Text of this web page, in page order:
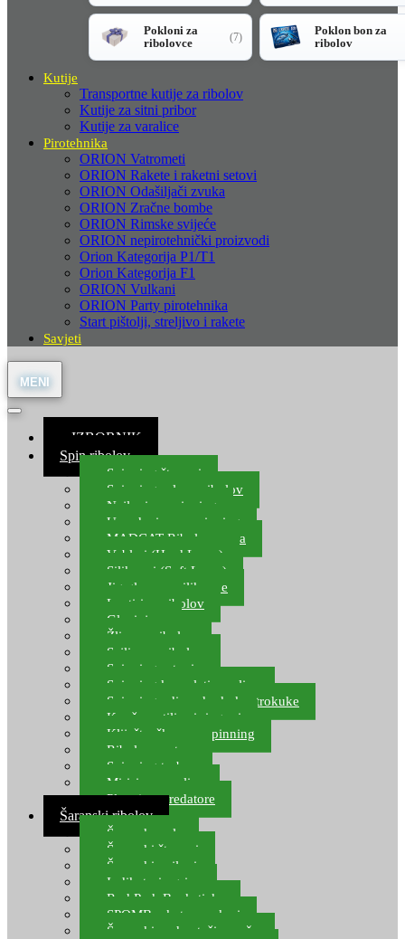
Pokloni za
ribolovce
(7)
Poklon bon za
ribolov
Kutije
Transportne kutije za ribolov
Kutije za sitni pribor
Kutije za varalice
Pirotehnika
ORION Vatrometi
ORION Rakete i raketni setovi
ORION Odašiljači zvuka
ORION Zračne bombe
ORION Rimske svijeće
ORION nepirotehnički proizvodi
Orion Kategorija P1/T1
Orion Kategorija F1
ORION Vulkani
ORION Party pirotehnika
Start pištolji, streljivo i rakete
Savjeti
≡ IZBORNIK
Spin ribolov
Spinning štapovi
Spinning role za ribolov
Najloni za spinning
Upredenice za spinning
MADCAT Ribolov soma
Vobleri (Hard Lures)
Silikonci (Soft Lures)
Jig glave za silikonce
Leptiri za ribolov
Glavinjare
Žlice za ribolov
Sajlice za ribolov
Spinning setovi
Spinning kompleti varalica
Spinning udice, dvokuke, trokuke
Kopče, vrtilice i ringovi
Kliješta, škare za spinning
Ribolov pastrve
Spinning torbe
Mirisi za varalice
Plovci za predatore
Šaranski ribolov
Šaranske role
Šaranski štapovi
Šaranski najloni
Indikatori ugriza
Rod Pod, Banksticks
SPOMB rakete, markeri
Šaranski podmetači, mreže